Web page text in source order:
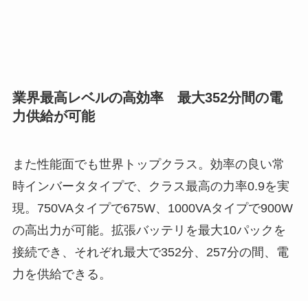
業界最高レベルの高効率 最大352分間の電
力供給が可能
また性能面でも世界トップクラス。効率の良い常
時インバータタイプで、クラス最高の力率0.9を実
現。750VAタイプで675W、1000VAタイプで900W
の高出力が可能。拡張バッテリを最大10パックを
接続でき、それぞれ最大で352分、257分の間、電
力を供給できる。